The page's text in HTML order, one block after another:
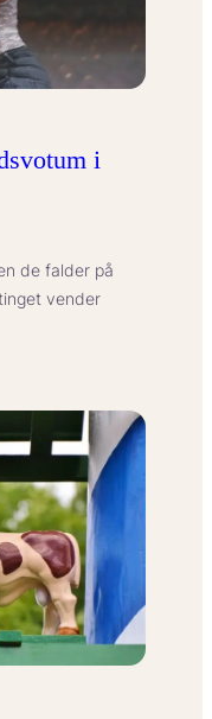
i
de falder på
vender